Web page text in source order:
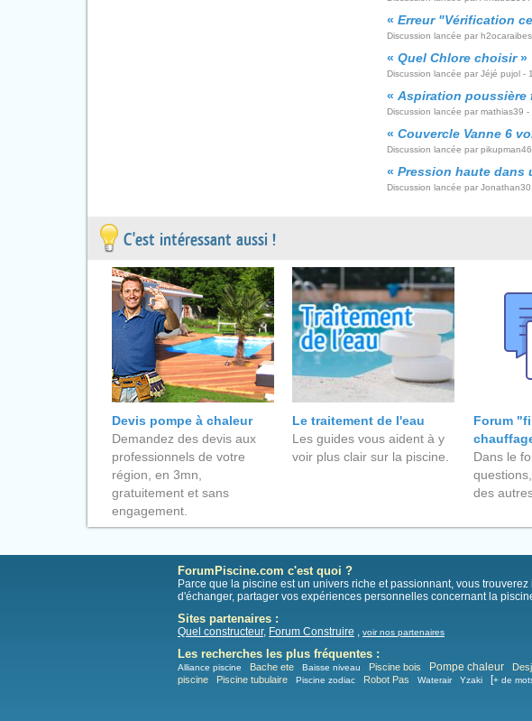
« Erreur "Vérification
Discussion lancée par
« Quel Chlore choisir»
Discussion lancée par Jéjé pujol -
« Aspiration poussière
Discussion lancée par mathias39
« Couvercle Vanne 6
Discussion lancée par
« Pression haute dans
Discussion lancée par
C'est intéressant aussi !
Devis pompe à chaleur
Demandez des devis aux
professionnels de votre
région, en 3mn,
gratuitement et sans
engagement.
Le traitement de l'eau
Les guides vous aident à y
voir plus clair sur la piscine.
Forum
Dans le
des
ForumPiscine.com c'est quoi ?
Parce que la piscine est un univers riche et passionnant, vous
d'échanger, partager vos expériences personnelles concernant la
Sites partenaires :
Quel constructeur, Forum Construire , voir nos partenaires
Les recherches les plus fréquentes :
Alliance piscine Bache ete Baisse niveau Piscine bois Pompe chaleur
piscine
Piscine tubulaire Piscine zodiac Robot Pas Waterair Yzaki [+ de